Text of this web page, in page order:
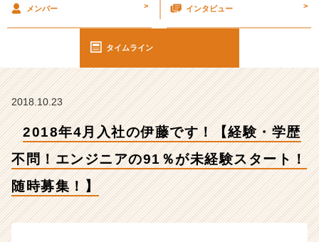
歴
不
ジ
ニ
ア
の
メンバー > インタビュー >
タイムライン
2018.10.23
2018年4月入社の伊藤です！【経験・学歴
不問！エンジニアの91％が未経験スタート！
随時募集！】